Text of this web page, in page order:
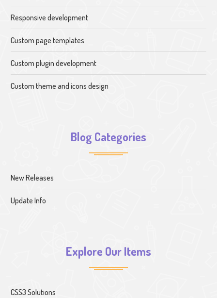
Responsive development
Custom page templates
Custom plugin development
Custom theme and icons design
Blog Categories
New Releases
Update Info
Explore Our Items
CSS3 Solutions